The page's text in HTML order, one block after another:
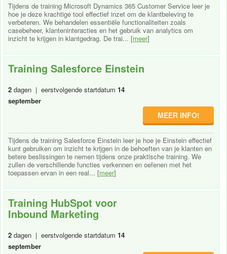
Tijdens de training Microsoft Dynamics 365 Customer Service leer je
hoe je deze krachtige tool effectief inzet om de klantbeleving te
verbeteren. We behandelen essentiële functionaliteiten zoals
casebeheer, klanteninteracties en het gebruik van analytics om
inzicht te krijgen in klantgedrag. De trai... [meer]
Training Salesforce Einstein
2 dagen | eerstvolgende startdatum 14
september
MEER INFO!
Tijdens de training Salesforce Einstein leer je hoe je Einstein effectief
kunt gebruiken om inzicht te krijgen in de behoeften van je klanten en
betere beslissingen te nemen tijdens onze praktische training. We
zullen de verschillende functies verkennen en oefenen met het
toepassen ervan in een real... [meer]
Training HubSpot voor
Inbound Marketing
2 dagen | eerstvolgende startdatum 14
september